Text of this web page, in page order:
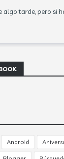
algo tarde, pero si
Android